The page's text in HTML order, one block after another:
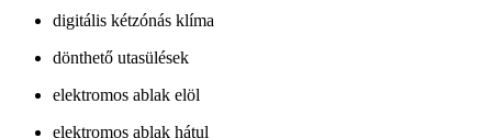
digitális kétzónás klíma
dönthető utasülések
elektromos ablak elöl
elektromos ablak hátul